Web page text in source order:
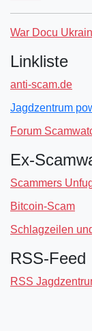
War Docu
Linkliste
anti-scam.de
Jagdzentrum
Forum
Ex-
Scammers
Bitcoin-Scam
Schlagzeilen
RSS-Feed
RSS